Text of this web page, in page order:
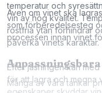
temperatur och
vin av hög kvalitet.
rostfria ytan förhindrar
påverka vinets karaktär.
Efter jäsningen kan
för att lagra och mogna
Även om vinet ska
som förberedelsesteg
processen innan vinet
Många av våra tankar